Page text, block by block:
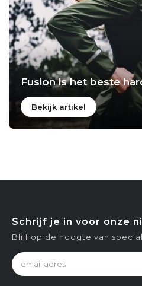
Fusion is het beste
Bekijk artikel
Schrijf je in voor onze
Blijf op de hoogte van